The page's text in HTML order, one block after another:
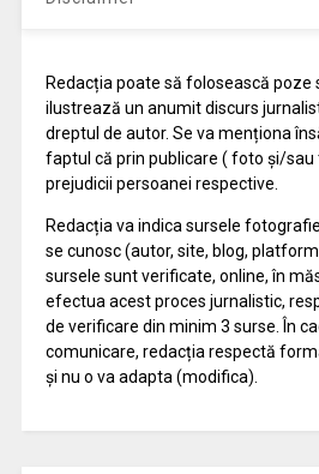
Redacția poate să folosească poze
ilustrează un anumit discurs
dreptul de autor. Se va menționa
faptul că prin publicare ( foto și/sau
prejudicii persoanei respective.
Redacția va indica sursele
se cunosc (autor, site, blog,
sursele sunt verificate, online, în
efectua acest proces jurnalistic,
de verificare din minim 3 surse. În
comunicare, redacția respectă
și nu o va adapta (modifica).